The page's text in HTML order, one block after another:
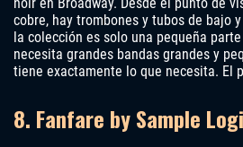
noir en Broadway. Desde el punto de
cobre, hay trombones y tubos de bajo
la colección es solo una pequeña
necesita grandes bandas grandes y
tiene exactamente lo que necesita. El
8. Fanfare by Sample